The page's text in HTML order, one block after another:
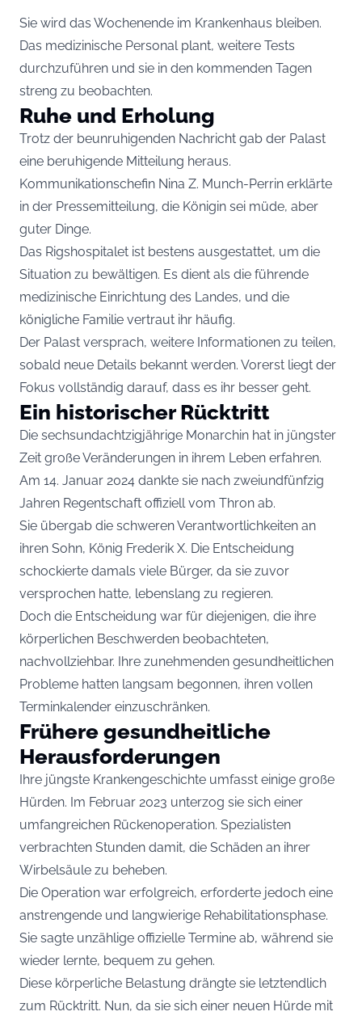
Sie wird das Wochenende im Krankenhaus bleiben.
Das medizinische Personal plant, weitere Tests
durchzuführen und sie in den kommenden Tagen
streng zu beobachten.
Ruhe und Erholung
Trotz der beunruhigenden Nachricht gab der Palast
eine beruhigende Mitteilung heraus.
Kommunikationschefin Nina Z. Munch-Perrin erklärte
in der Pressemitteilung, die Königin sei müde, aber
guter Dinge.
Das Rigshospitalet ist bestens ausgestattet, um die
Situation zu bewältigen. Es dient als die führende
medizinische Einrichtung des Landes, und die
königliche Familie vertraut ihr häufig.
Der Palast versprach, weitere Informationen zu teilen,
sobald neue Details bekannt werden. Vorerst liegt der
Fokus vollständig darauf, dass es ihr besser geht.
Ein historischer Rücktritt
Die sechsundachtzigjährige Monarchin hat in jüngster
Zeit große Veränderungen in ihrem Leben erfahren.
Am 14. Januar 2024 dankte sie nach zweiundfünfzig
Jahren Regentschaft offiziell vom Thron ab.
Sie übergab die schweren Verantwortlichkeiten an
ihren Sohn, König Frederik X. Die Entscheidung
schockierte damals viele Bürger, da sie zuvor
versprochen hatte, lebenslang zu regieren.
Doch die Entscheidung war für diejenigen, die ihre
körperlichen Beschwerden beobachteten,
nachvollziehbar. Ihre zunehmenden gesundheitlichen
Probleme hatten langsam begonnen, ihren vollen
Terminkalender einzuschränken.
Frühere gesundheitliche
Herausforderungen
Ihre jüngste Krankengeschichte umfasst einige große
Hürden. Im Februar 2023 unterzog sie sich einer
umfangreichen Rückenoperation. Spezialisten
verbrachten Stunden damit, die Schäden an ihrer
Wirbelsäule zu beheben.
Die Operation war erfolgreich, erforderte jedoch eine
anstrengende und langwierige Rehabilitationsphase.
Sie sagte unzählige offizielle Termine ab, während sie
wieder lernte, bequem zu gehen.
Diese körperliche Belastung drängte sie letztendlich
zum Rücktritt. Nun, da sie sich einer neuen Hürde mit